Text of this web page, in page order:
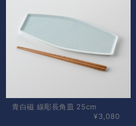
青白磁 線彫長角皿 25cm
¥3,080